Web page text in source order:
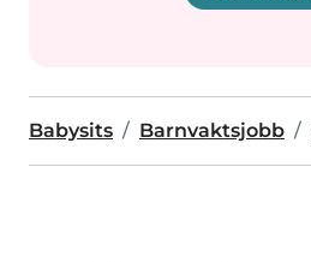
Babysits Barnvaktsjobb